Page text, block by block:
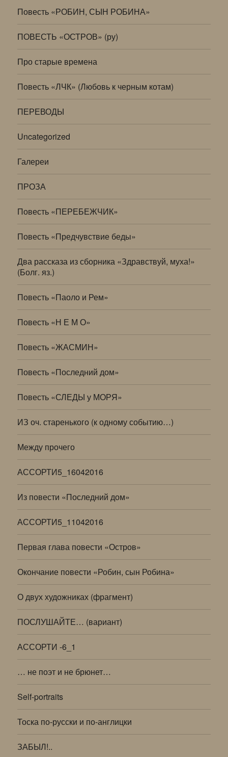
Повесть «РОБИН, СЫН РОБИНА»
ПОВЕСТЬ «ОСТРОВ» (ру)
Про старые времена
Повесть «ЛЧК» (Любовь к черным котам)
ПЕРЕВОДЫ
Uncategorized
Галереи
ПРОЗА
Повесть «ПЕРЕБЕЖЧИК»
Повесть «Предчувствие беды»
Два рассказа из сборника «Здравствуй, муха!»
(Болг. яз.)
Повесть «Паоло и Рем»
Повесть «Н Е М О»
Повесть «ЖАСМИН»
Повесть «Последний дом»
Повесть «СЛЕДЫ у МОРЯ»
ИЗ оч. старенького (к одному событию…)
Между прочего
АССОРТИ5_16042016
Из повести «Последний дом»
АССОРТИ5_11042016
Первая глава повести «Остров»
Окончание повести «Робин, сын Робина»
О двух художниках (фрагмент)
ПОСЛУШАЙТЕ… (вариант)
АССОРТИ -6_1
… не поэт и не брюнет…
Self-portraits
Тоска по-русски и по-англицки
ЗАБЫЛ!..